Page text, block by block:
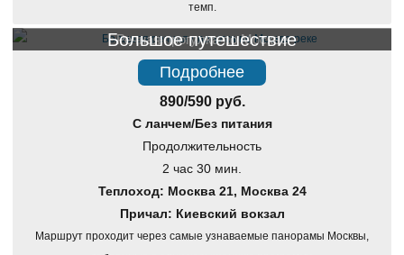
темп.
Речная прогулка по Москве
Большое путешествие
Подробнее
890/590 руб.
С ланчем/Без питания
Продолжительность
2 час 30 мин.
Теплоход: Москва 21, Москва 24
Причал: Киевский вокзал
Маршрут проходит через самые узнаваемые панорамы Москвы,